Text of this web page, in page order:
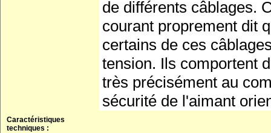
de différents câblages.
courant proprement dit
certains de ces
tension. Ils comportent
très précisément au
sécurité de l'aimant
Caractéristiques
techniques :